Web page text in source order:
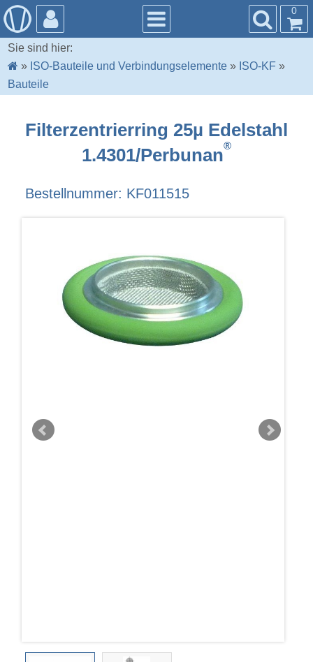
0
Sie sind hier:
» ISO-Bauteile und Verbindungselemente » ISO-KF »
Bauteile
Filterzentrierring 25µ Edelstahl
1.4301/Perbunan®
Bestellnummer: KF011515